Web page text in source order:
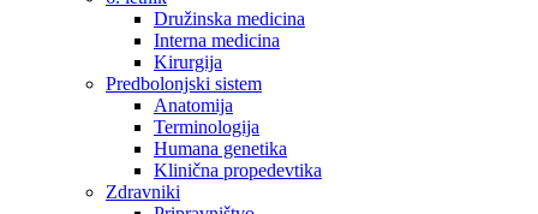
Družinska medicina
Interna medicina
Kirurgija
Predbolonjski sistem
Anatomija
Terminologija
Humana genetika
Klinična propedevtika
Zdravniki